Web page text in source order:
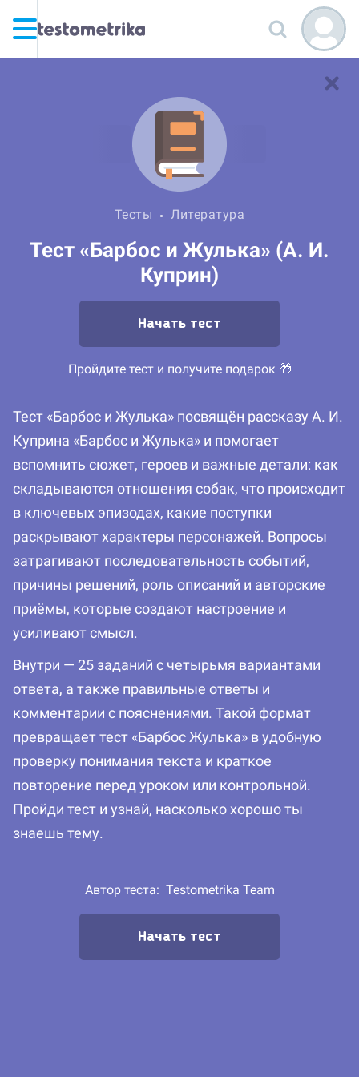
Тесты Литература
Тест «Барбос и Жулька» (А. И.
Куприн)
Начать тест
Пройдите тест и получите подарок 🎁
Тест «Барбос и Жулька» посвящён рассказу А. И.
Куприна «Барбос и Жулька» и помогает
вспомнить сюжет, героев и важные детали: как
складываются отношения собак, что происходит
в ключевых эпизодах, какие поступки
раскрывают характеры персонажей. Вопросы
затрагивают последовательность событий,
причины решений, роль описаний и авторские
приёмы, которые создают настроение и
усиливают смысл.
Внутри — 25 заданий с четырьмя вариантами
ответа, а также правильные ответы и
комментарии с пояснениями. Такой формат
превращает тест «Барбос Жулька» в удобную
проверку понимания текста и краткое
повторение перед уроком или контрольной.
Пройди тест и узнай, насколько хорошо ты
знаешь тему.
Автор теста: Testometrika Team
Начать тест